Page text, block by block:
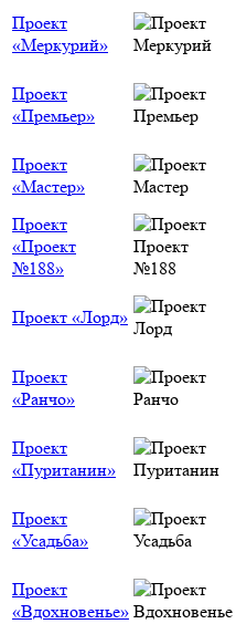
Проект
«Меркурий»
Проект
«Премьер»
Проект
«Мастер»
Проект
«Проект
№188»
Проект «Лорд»
Проект
«Ранчо»
Проект
«Пуританин»
Проект
«Усадьба»
Проект
«Вдохновенье»